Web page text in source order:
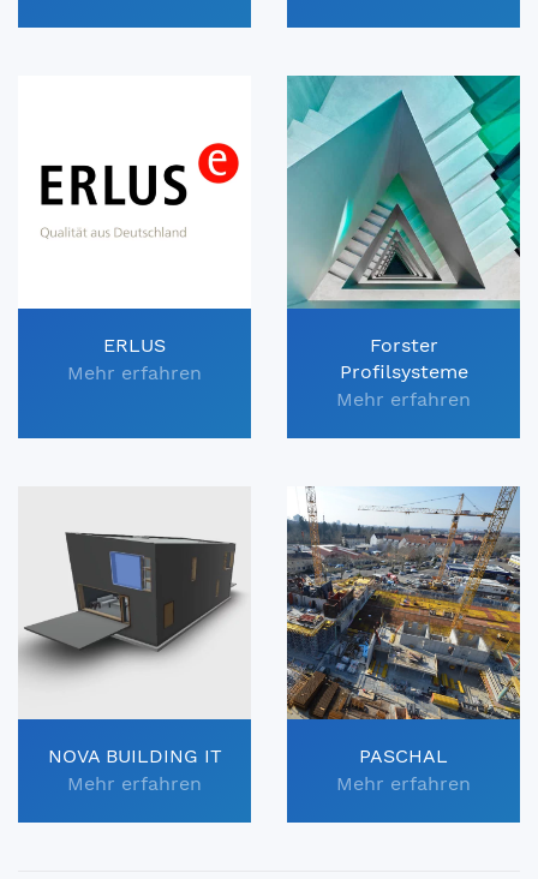
ERLUS
Mehr erfahren
Forster
Profilsysteme
Mehr erfahren
NOVA BUILDING IT
Mehr erfahren
PASCHAL
Mehr erfahren